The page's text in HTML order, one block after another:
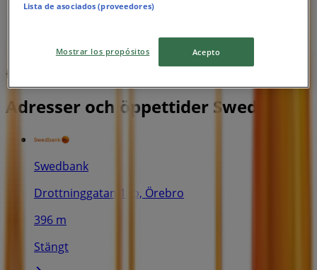
{"numCatalogs":0}
Adresser och öppettider Swedbank
Swedbank
Drottninggatan 18b, Örebro
396 m
Stängt
Lista de asociados (proveedores)
Mostrar los propósitos Acepto